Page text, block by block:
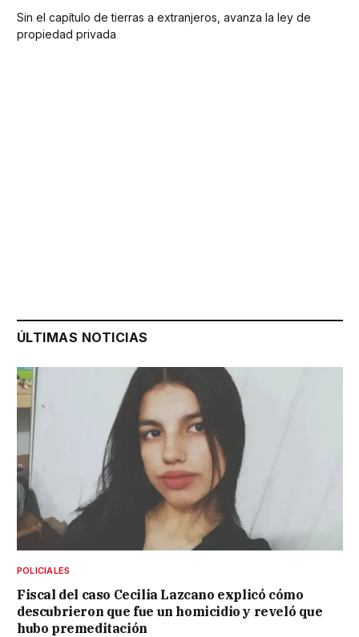
Sin el capítulo de tierras a extranjeros, avanza la ley de
propiedad privada
ÚLTIMAS NOTICIAS
POLICIALES
Fiscal del caso Cecilia Lazcano explicó cómo
descubrieron que fue un homicidio y reveló que
hubo premeditación